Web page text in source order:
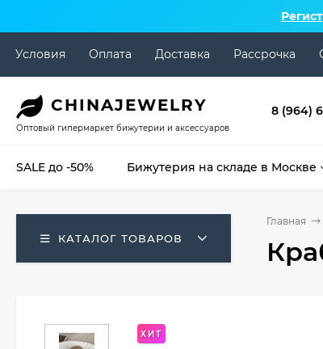
Условия Оплата Доставка Рассрочка
CHINAJEWELRY
Оптовый гипермаркет бижутерии и аксессуаров
8 (964)
SALE до -50% Бижутерия на складе в Москве
КАТАЛОГ ТОВАРОВ
Главная
ХИТ